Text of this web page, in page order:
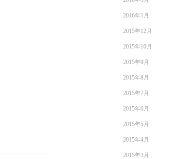
2016年1月
2015年12月
2015年10月
2015年9月
2015年8月
2015年7月
2015年6月
2015年5月
2015年4月
2015年3月